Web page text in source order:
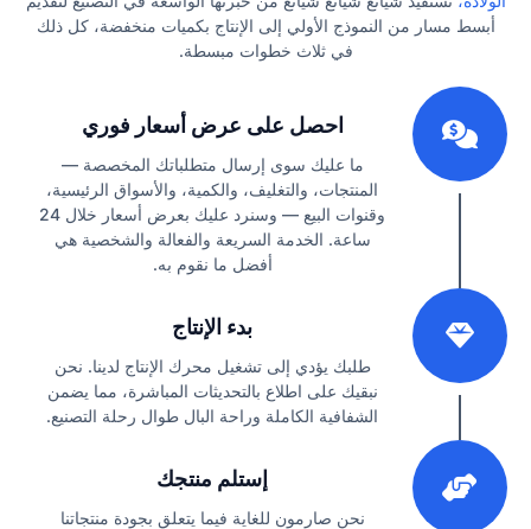
أبسط مسار من النموذج الأولي إلى الإنتاج بكميات منخفضة، كل ذلك
في ثلاث خطوات مبسطة.
احصل على عرض أسعار فوري
ما عليك سوى إرسال متطلباتك المخصصة —
المنتجات، والتغليف، والكمية، والأسواق الرئيسية،
وقنوات البيع — وسنرد عليك بعرض أسعار خلال 24
ساعة. الخدمة السريعة والفعالة والشخصية هي
أفضل ما نقوم به.
بدء الإنتاج
طلبك يؤدي إلى تشغيل محرك الإنتاج لدينا. نحن
نبقيك على اطلاع بالتحديثات المباشرة، مما يضمن
الشفافية الكاملة وراحة البال طوال رحلة التصنيع.
إستلم منتجك
نحن صارمون للغاية فيما يتعلق بجودة منتجاتنا